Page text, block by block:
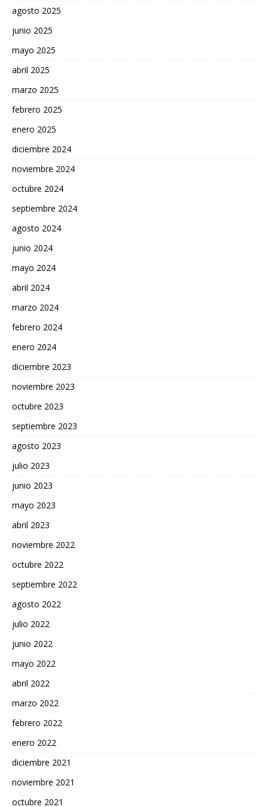
agosto 2025
junio 2025
mayo 2025
abril 2025
marzo 2025
febrero 2025
enero 2025
diciembre 2024
noviembre 2024
octubre 2024
septiembre 2024
agosto 2024
junio 2024
mayo 2024
abril 2024
marzo 2024
febrero 2024
enero 2024
diciembre 2023
noviembre 2023
octubre 2023
septiembre 2023
agosto 2023
julio 2023
junio 2023
mayo 2023
abril 2023
noviembre 2022
octubre 2022
septiembre 2022
agosto 2022
julio 2022
junio 2022
mayo 2022
abril 2022
marzo 2022
febrero 2022
enero 2022
diciembre 2021
noviembre 2021
octubre 2021